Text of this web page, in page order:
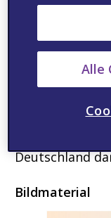
Wirkung wird
Parodontitis,
angewendet.
Gruppe der
Deutschland
Bildmaterial
Alle